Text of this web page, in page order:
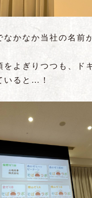
なかなか当社の名前
をよぎりつつも、ド
いると…！